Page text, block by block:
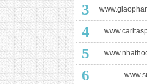
3
4
5
6